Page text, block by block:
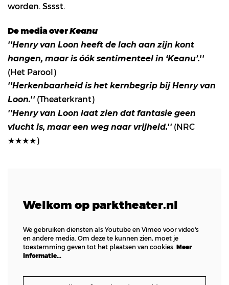
worden. Sssst.
De media overKeanu
''Henry van Loon heeft de lach aan zijn kont
hangen, maar is óók sentimenteel in ‘Keanu’.''
(Het Parool)
''Herkenbaarheid is het kernbegrip bij Henry van
Loon.''(Theaterkrant)
''Henry van Loon laat zien dat fantasie geen
vlucht is, maar een weg naar vrijheid.''(NRC
★★★★)
Welkom op parktheater.nl
We gebruiken diensten als Youtube en Vimeo voor video's
en andere media. Om deze te kunnen zien, moet je
toestemming geven tot het plaatsen van cookies. Meer
informatie…